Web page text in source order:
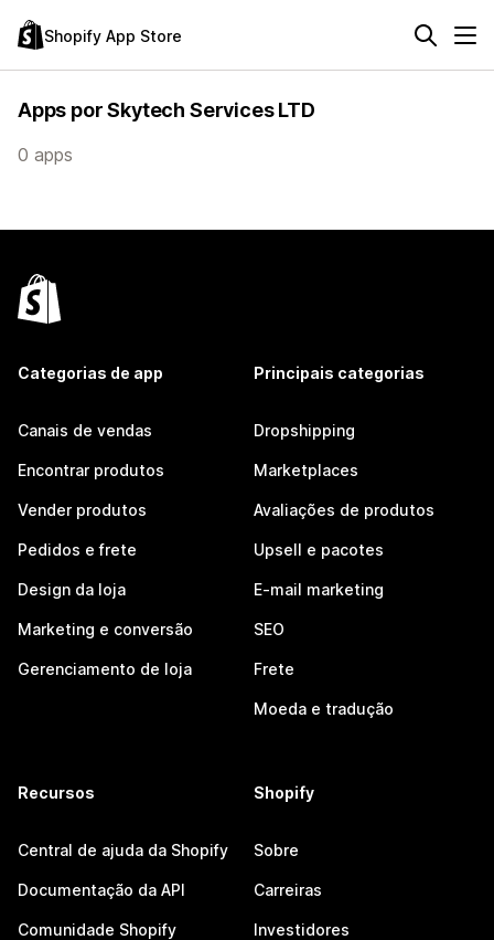
Shopify App Store
Apps por Skytech Services LTD
0 apps
Categorias de app
Canais de vendas
Encontrar produtos
Vender produtos
Pedidos e frete
Design da loja
Marketing e conversão
Gerenciamento de loja
Principais categorias
Dropshipping
Marketplaces
Avaliações de produtos
Upsell e pacotes
E-mail marketing
SEO
Frete
Moeda e tradução
Recursos
Central de ajuda da Shopify
Documentação da API
Comunidade Shopify
Shopify
Sobre
Carreiras
Investidores